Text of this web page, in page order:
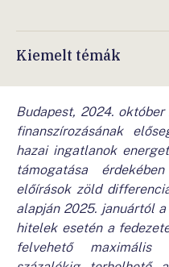
Kiemelt témák
Budapest, 2024. október
finanszírozásának
hazai ingatlanok
támogatása
előírások zöld
alapján 2025. januártól
hitelek esetén a
felvehető maximális